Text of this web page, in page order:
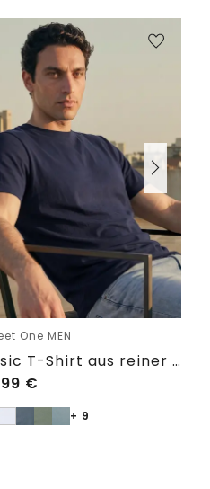
One MEN
Basic T-Shirt aus reiner Baumwolle
€
+ 9